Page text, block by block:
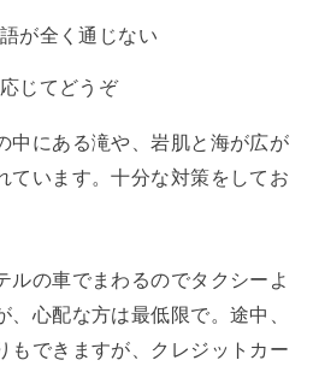
が全く通じない
じてどうぞ
中にある滝や、岩肌と海が広が
ています。十分な対策をしてお
ルの車でまわるのでタクシーよ
、心配な方は最低限で。途中、
もできますが、クレジットカー